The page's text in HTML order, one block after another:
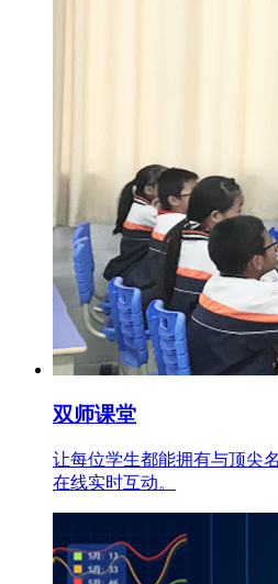
双师课堂
让每位学生都能拥有与顶尖
在线实时互动。